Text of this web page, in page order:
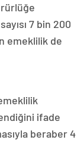
7 bin 200
emeklilik de
ifade
beraber 4